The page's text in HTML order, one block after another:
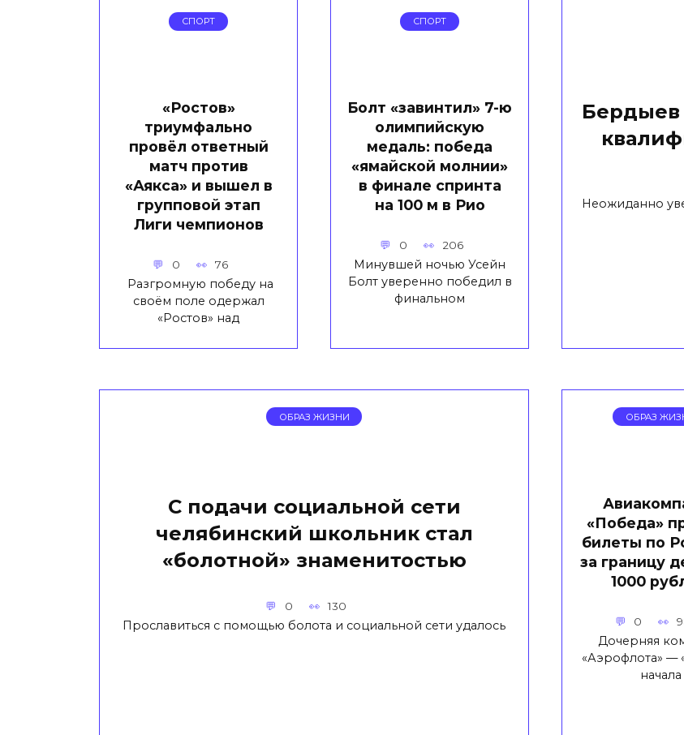
СПОРТ
«Ростов»
триумфально
провёл ответный
матч против
«Аякса» и вышел в
групповой этап
Лиги чемпионов
0 76
Разгромную победу на
своём поле одержал
«Ростов» над
СПОРТ
Болт «завинтил» 7-ю
олимпийскую
медаль: победа
«ямайской молнии»
в финале спринта
на 100 м в Рио
0 206
Минувшей ночью Усейн
Болт уверенно победил в
финальном
Бердыев
Неожиданно
ОБРАЗ ЖИЗНИ
С подачи социальной сети
челябинский школьник стал
«болотной» знаменитостью
0 130
Прославиться с помощью болота и социальной сети удалось
ОБРАЗ
«Победа»
билеты по
за границу
1000
0
Дочерняя
«Аэрофлота» —
начала